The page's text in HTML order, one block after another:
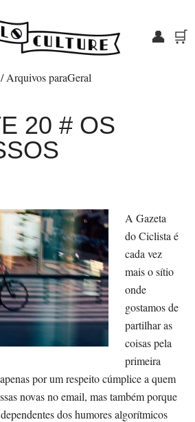
/Arquivos paraGeral
20 # OS
A Gazeta
do Ciclista é
cada vez
mais o sítio
onde
gostamos de
partilhar as
coisas pela
primeira
por um respeito cúmplice a quem
novas no email, mas também porque
dos humores algorítmicos
👤 🛒